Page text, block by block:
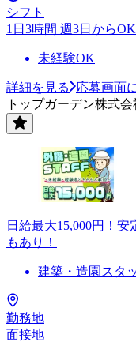
シフト
1日3時間 週3日からOK
未経験OK
詳細を見る
応募画面
トップガーデン株式会
日給最大15,000円！
もあり！
建築・造園スタ
勤務地
面接地